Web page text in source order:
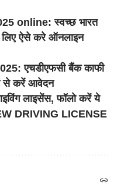
online: स्वच्छ भारत
लिए ऐसे करे ऑनलाइन
एचडीएफसी बैंक काफी
से करें आवेदन
लाइसेंस, फॉलो करें ये
DRIVING LICENSE